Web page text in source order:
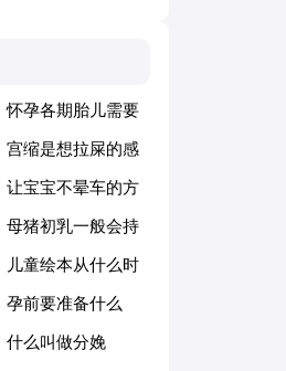
怀孕各期胎儿需要
的营养
宫缩是想拉屎的感
觉吗
让宝宝不晕车的方
法
母猪初乳一般会持
续几天
儿童绘本从什么时
候开始看有哪些好
处
孕前要准备什么
什么叫做分娩